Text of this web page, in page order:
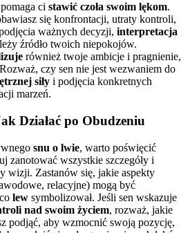
ci stawić czoła swoim lękom.
się konfrontacji, utraty kontroli,
ważnych decyzji, interpretacja
źródło twoich niepokojów.
również twoje ambicje i pragnienie,
czy sen nie jest wezwaniem do
siły i podjęcia konkretnych
marzeń.
Działać po Obudzeniu
snu o lwie, warto poświęcić
zanotować wszystkie szczegóły i
wizji. Zastanów się, jakie aspekty
relacyjne) mogą być
lew symbolizował. Jeśli sen wskazuje
nad swoim życiem, rozważ, jakie
podjąć, aby wzmocnić swoją pozycję,